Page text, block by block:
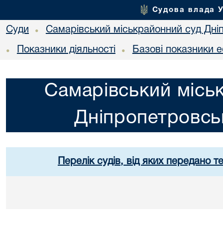
Судова влада
Суди • Самарівський міськрайонний суд
• Показники діяльності • Базові показники
Самарівський
Перелік судів, від яких передано